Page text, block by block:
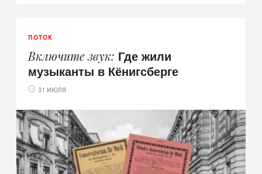
ПОТОК
Включите звук Где жили
музыканты в Кёнигсберге
31 ИЮЛЯ